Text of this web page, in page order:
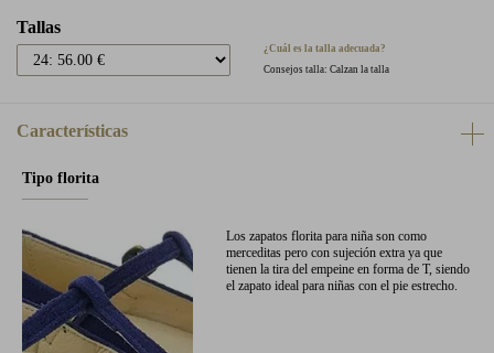
Tallas
¿Cuál es la talla adecuada?
Consejos talla: Calzan la talla
Características
Tipo florita
Los zapatos florita para niña son como
merceditas pero con sujeción extra ya que
tienen la tira del empeine en forma de T, siendo
el zapato ideal para niñas con el pie estrecho.